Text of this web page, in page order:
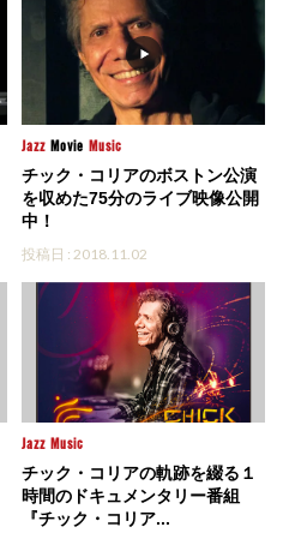
Jazz Movie Music
チック・コリアのボストン公演
を収めた75分のライブ映像公開
中！
投稿日 : 2018.11.02
Jazz Music
チック・コリアの軌跡を綴る１
時間のドキュメンタリー番組
『チック・コリア...